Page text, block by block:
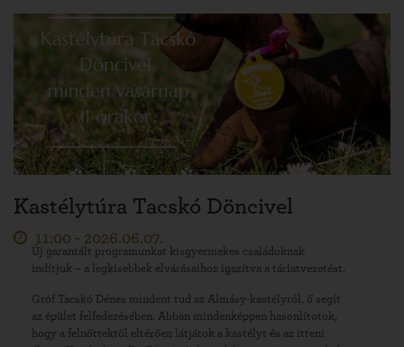
Kastélytúra Tacskó Döncivel
11:00 - 2026.06.07.
Új garantált programunkat kisgyermekes családoknak
indítjuk – a legkisebbek elvárásaihoz igazítva a tárlatvezetést.
Gróf Tacskó Dénes mindent tud az Almásy-kastélyról, ő segít
az épület felfedezésében. Abban mindenképpen hasonlítotok,
hogy a felnőttektől eltérően látjátok a kastélyt és az itteni